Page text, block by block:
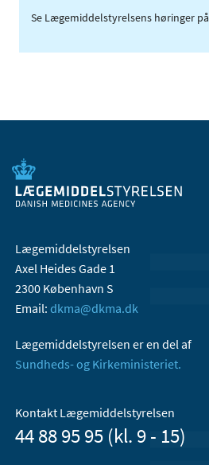
Se Lægemiddelstyrelsens høringer på
Lægemiddelstyrelsen
Axel Heides Gade 1
2300 København S
Email: dkma@dkma.dk
Lægemiddelstyrelsen er en del af
Sundheds- og Kirkeministeriet.
Kontakt Lægemiddelstyrelsen
44 88 95 95 (kl. 9 - 15)